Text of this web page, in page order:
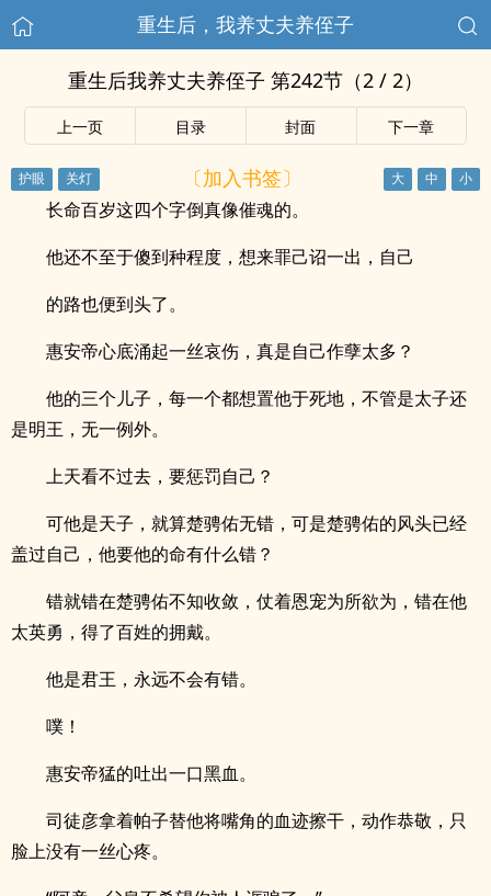
重生后，我养丈夫养侄子
重生后我养丈夫养侄子 第242节（2 / 2）
上一页 目录 封面 下一章
〔加入书签〕
长命百岁这四个字倒真像催魂的。
他还不至于傻到种程度，想来罪己诏一出，自己
的路也便到头了。
惠安帝心底涌起一丝哀伤，真是自己作孽太多？
他的三个儿子，每一个都想置他于死地，不管是太子还
是明王，无一例外。
上天看不过去，要惩罚自己？
可他是天子，就算楚骋佑无错，可是楚骋佑的风头已经
盖过自己，他要他的命有什么错？
错就错在楚骋佑不知收敛，仗着恩宠为所欲为，错在他
太英勇，得了百姓的拥戴。
他是君王，永远不会有错。
噗！
惠安帝猛的吐出一口黑血。
司徒彦拿着帕子替他将嘴角的血迹擦干，动作恭敬，只
脸上没有一丝心疼。